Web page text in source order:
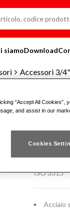
Accessori 3/4"
siamoDownload
244
ISO 3315
Acciaio
“Accept All Cookies”,
and assist in our
Cookies